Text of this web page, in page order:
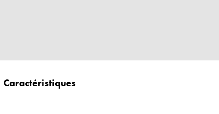
Caractéristiques